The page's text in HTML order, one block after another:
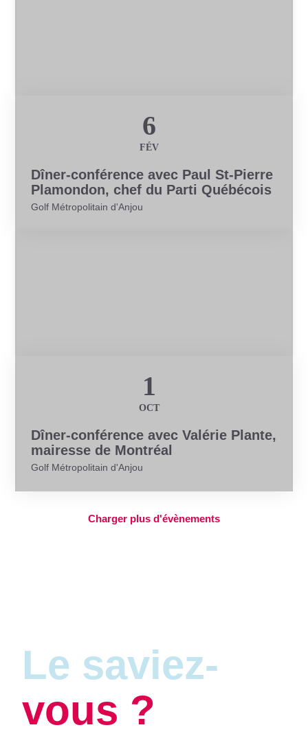
6
FÉV
Dîner-conférence avec Paul St-Pierre
Plamondon, chef du Parti Québécois
Golf Métropolitain d'Anjou
1
OCT
Dîner-conférence avec Valérie Plante,
mairesse de Montréal
Golf Métropolitain d'Anjou
Charger plus d'évènements
Le saviez-
vous ?